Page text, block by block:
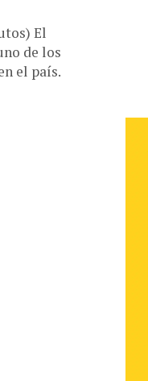
El
de los
el país.